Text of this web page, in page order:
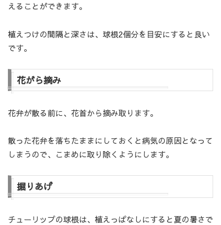
えることができます。
植えつけの間隔と深さは、球根2個分を目安にすると良い
です。
花がら摘み
花弁が散る前に、花首から摘み取ります。
散った花弁を落ちたままにしておくと病気の原因となって
しまうので、こまめに取り除くようにします。
掘りあげ
チューリップの球根は、植えっぱなしにすると夏の暑さで